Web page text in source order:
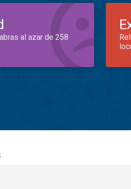
al azar de 258